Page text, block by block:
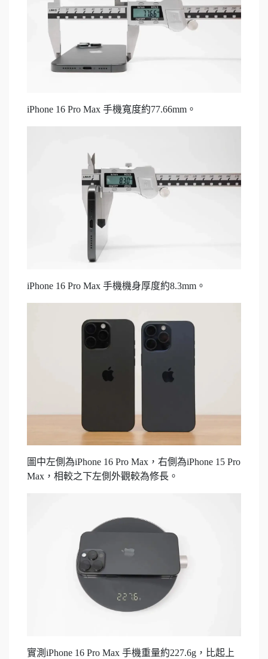
iPhone 16 Pro Max 手機寬度約77.66mm。
iPhone 16 Pro Max 手機機身厚度約8.3mm。
圖中左側為iPhone 16 Pro Max，右側為iPhone 15 Pro
Max，相較之下左側外觀較為修長。
實測iPhone 16 Pro Max 手機重量約227.6g，比起上